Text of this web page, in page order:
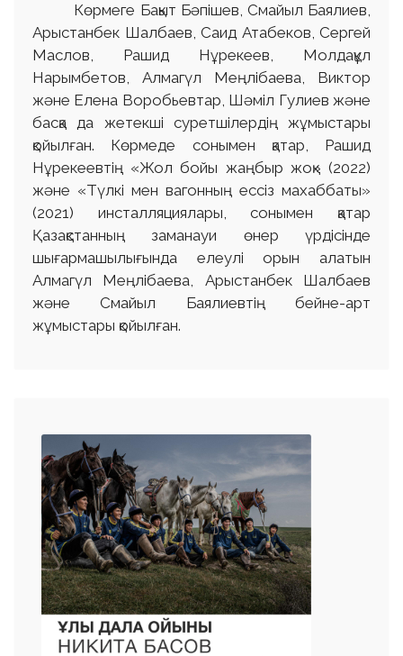
Көрмеге Бақыт Бәпішев, Смайыл Баялиев,
Арыстанбек Шалбаев, Саид Атабеков, Сергей
Маслов, Рашид Нұрекеев, Молдақұл
Нарымбетов, Алмагүл Меңлібаева, Виктор
және Елена Воробьевтар, Шәміл Гулиев және
басқа да жетекші суретшілердің жұмыстары
қойылған. Көрмеде сонымен қатар, Рашид
Нұрекеевтің «Жол бойы жаңбыр жоқ» (2022)
және «Түлкі мен вагонның ессіз махаббаты»
(2021) инсталляциялары, сонымен қатар
Қазақстанның заманауи өнер үрдісінде
шығармашылығында елеулі орын алатын
Алмагүл Меңлібаева, Арыстанбек Шалбаев
және Смайыл Баялиевтің бейне-арт
жұмыстары қойылған.